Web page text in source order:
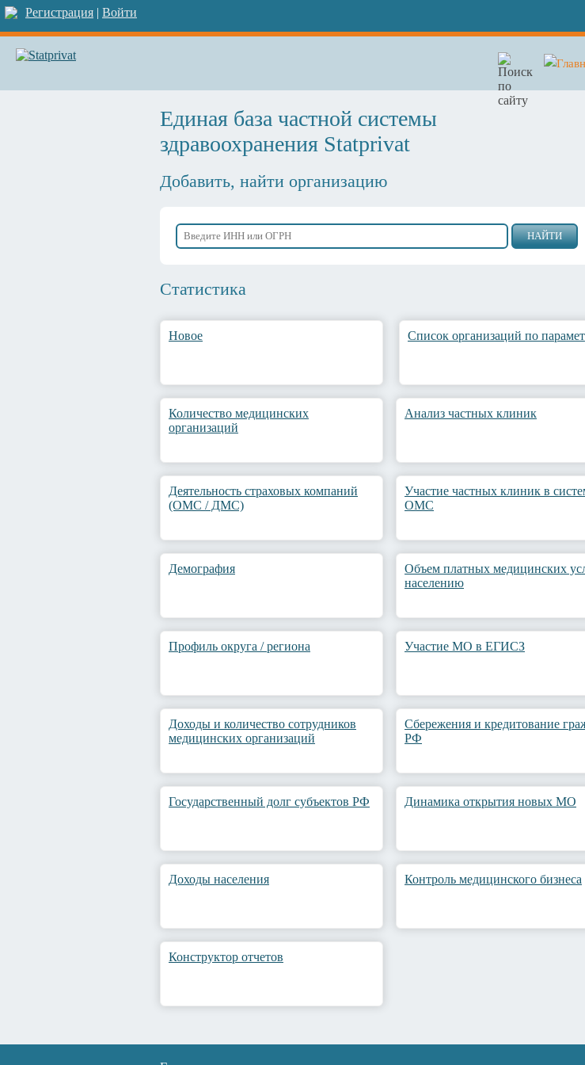
Регистрация | Войти
Единая база частной системы
здравоохранения Statprivat
Добавить, найти организацию
Статистика
Новое Список организаций по
Количество медицинских
организаций
Анализ частных клиник
Деятельность страховых компаний
(ОМС / ДМС)
Участие частных клиник в
ОМС
Демография
Объем платных медицинских
населению
Профиль округа / региона Участие МО в ЕГИСЗ
Доходы и количество сотрудников
медицинских организаций
Сбережения и кредитование
РФ
Государственный долг субъектов РФ Динамика открытия новых МО
Доходы населения Контроль медицинского бизнеса
Конструктор отчетов